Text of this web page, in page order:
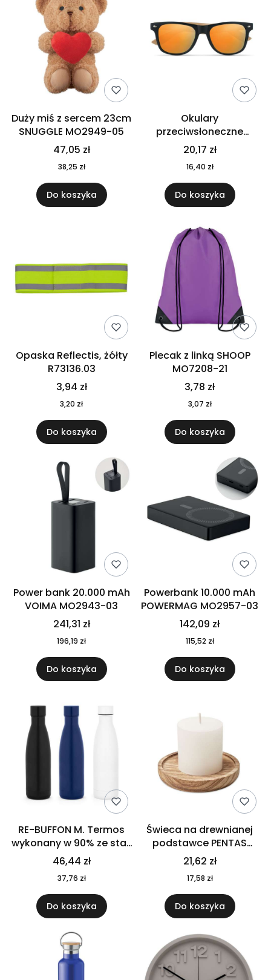
Duży miś z sercem 23cm
SNUGGLE MO2949-05
47,05 zł
38,25 zł
Do koszyka
Okulary
przeciwsłoneczne
CALIFORNIA TOUCH
MO9617-10
20,17 zł
16,40 zł
Do koszyka
Opaska Reflectis, żółty
R73136.03
3,94 zł
3,20 zł
Do koszyka
Plecak z linką SHOOP
MO7208-21
3,78 zł
3,07 zł
Do koszyka
Power bank 20.000 mAh
VOIMA MO2943-03
241,31 zł
196,19 zł
Do koszyka
Powerbank 10.000 mAh
POWERMAG MO2957-03
142,09 zł
115,52 zł
Do koszyka
RE-BUFFON M. Termos
wykonany w 90% ze stali
nierdzewnej
pochodzącej z
recyklingu 520 ml 94294
46,44 zł
37,76 zł
Do koszyka
Świeca na drewnianej
podstawce PENTAS
MO6282-40
21,62 zł
17,58 zł
Do koszyka